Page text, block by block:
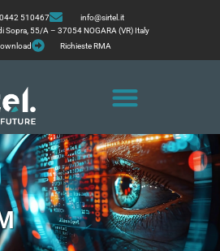
510467
info@sirtel.it
Sopra, 55/A – 37054 NOGARA (VR) Italy
Richieste RMA